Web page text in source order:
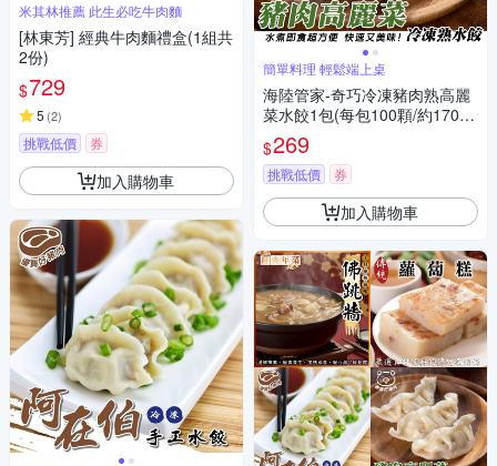
米其林推薦 此生必吃牛肉麵
[林東芳] 經典牛肉麵禮盒(1組共
2份)
$729
5 (2)
挑戰低價 券
加入購物車
簡單料理 輕鬆端上桌
海陸管家-奇巧冷凍豬肉熟高麗
菜水餃1包(每包100顆/約1700
g)(滿額)
$269
挑戰低價 券
加入購物車